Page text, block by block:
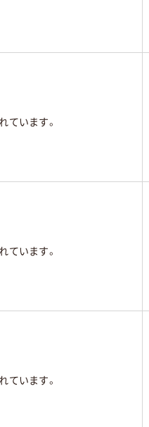
ています。
ています。
ています。